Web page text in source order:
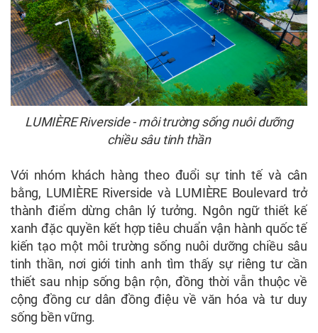
LUMIÈRE Riverside - môi trường sống nuôi dưỡng
chiều sâu tinh thần
Với nhóm khách hàng theo đuổi sự tinh tế và cân
bằng, LUMIÈRE Riverside và LUMIÈRE Boulevard trở
thành điểm dừng chân lý tưởng. Ngôn ngữ thiết kế
xanh đặc quyền kết hợp tiêu chuẩn vận hành quốc tế
kiến tạo một môi trường sống nuôi dưỡng chiều sâu
tinh thần, nơi giới tinh anh tìm thấy sự riêng tư cần
thiết sau nhịp sống bận rộn, đồng thời vẫn thuộc về
cộng đồng cư dân đồng điệu về văn hóa và tư duy
sống bền vững.